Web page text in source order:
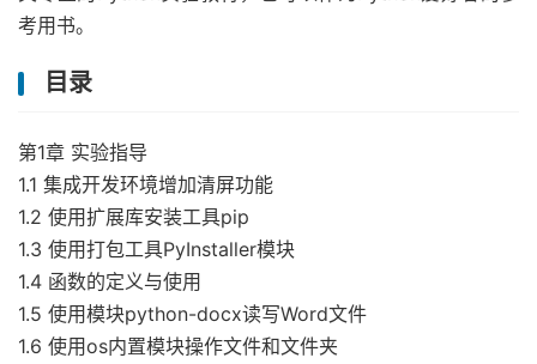
考用书。
目录
第1章 实验指导
1.1 集成开发环境增加清屏功能
1.2 使用扩展库安装工具pip
1.3 使用打包工具PyInstaller模块
1.4 函数的定义与使用
1.5 使用模块python-docx读写Word文件
1.6 使用os内置模块操作文件和文件夹